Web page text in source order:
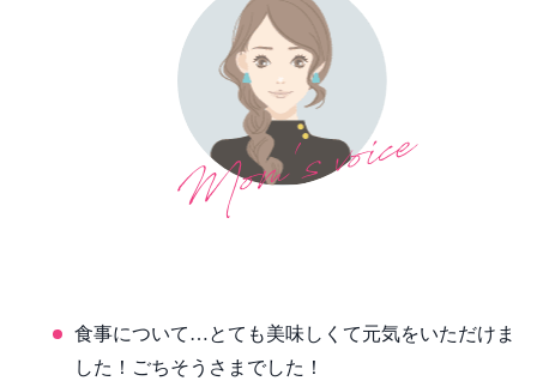
食事について…とても美味しくて元気をいただけま
した！ごちそうさまでした！